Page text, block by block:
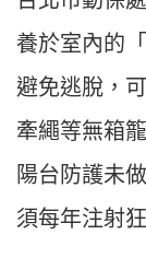
養於室內的
避免逃脫，
牽繩等無箱
陽台防護未
須每年注射